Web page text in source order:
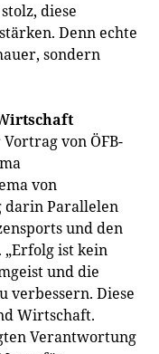
diese
Denn echte
sondern
von ÖFB-
von
darin Parallelen
und den
ist kein
und die
verbessern. Diese
Wirtschaft.
Verantwortung